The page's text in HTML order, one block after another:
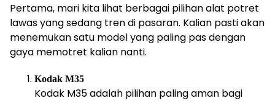
Pertama, mari kita lihat berbagai pilihan alat potret
lawas yang sedang tren di pasaran. Kalian pasti akan
menemukan satu model yang paling pas dengan
gaya memotret kalian nanti.
Kodak M35
Kodak M35 adalah pilihan paling aman bagi